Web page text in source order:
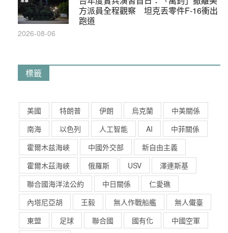
方派員全程觀察 坦克丟零件F-16衝出
跑道
2026-08-06
標籤
美國 特朗普 伊朗 烏克蘭
中美關係
南海
以色列 人工智能 AI
中菲關係
霍爾木兹海峽
中國外交部
新自由主義
霍爾木茲海峽
俄羅斯 USV
澤連斯基
聯合國海洋法公約
中日關係
仁愛礁
內塔尼亞胡
王毅 無人作戰船艦
無人儎臺
東盟
足球 聯合國 國有化
中國空軍